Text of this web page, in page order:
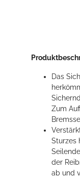
Das
Zum
Sturzes
der
ab und